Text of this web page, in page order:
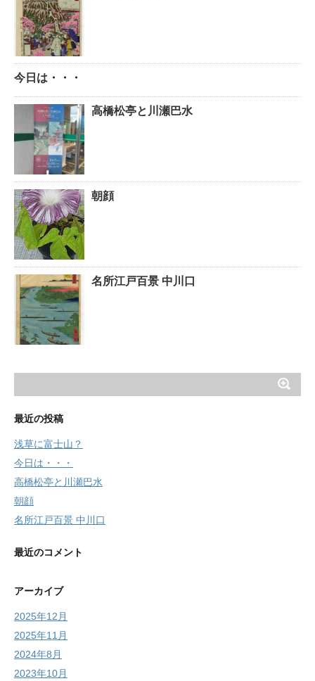
今日は・・・
高橋松亭と川瀬巴水
朝顔
名所江戸百景 中川口
最近の投稿
浅草に富士山？
今日は・・・
高橋松亭と川瀬巴水
朝顔
名所江戸百景 中川口
最近のコメント
アーカイブ
2025年12月
2025年11月
2024年8月
2023年10月